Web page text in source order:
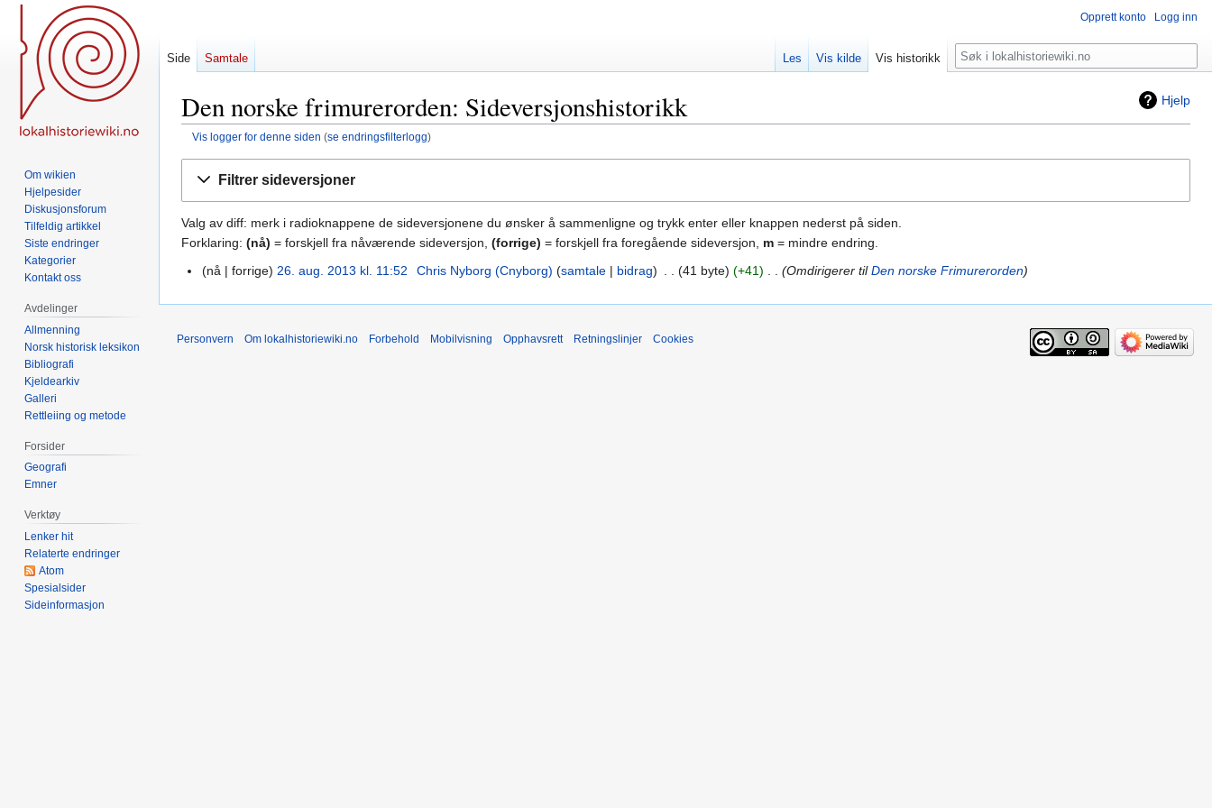
Hjelp
Den norske frimurerorden: Sideversjonshistorikk
Vis logger for denne siden (se endringsfilterlogg)
Filtrer sideversjoner
Valg av diff: merk i radioknappene de sideversjonene du ønsker å sammenligne og trykk enter eller knappen nederst på siden.
Forklaring: (nå) = forskjell fra nåværende sideversjon, (forrige) = forskjell fra foregående sideversjon, m = mindre endring.
26.
nå forrige 26. aug. 2013 kl. 11:52 Chris Nyborg (Cnyborg) samtale bidrag 41 byte +41 Omdirigerer tilDen norske Frimurerorden
Opprett konto Logg inn
Side Samtale Les Vis kilde Vis historikk Søk
Om wikien
Hjelpesider
Diskusjonsforum
Tilfeldig artikkel
Siste endringer
Kategorier
Kontakt oss
Avdelinger
Allmenning
Norsk historisk leksikon
Bibliografi
Kjeldearkiv
Galleri
Rettleiing og metode
Forsider
Geografi
Emner
Verktøy
Lenker hit
Relaterte endringer
Atom
Spesialsider
Sideinformasjon
Personvern Om lokalhistoriewiki.no Forbehold Mobilvisning Opphavsrett Retningslinjer Cookies